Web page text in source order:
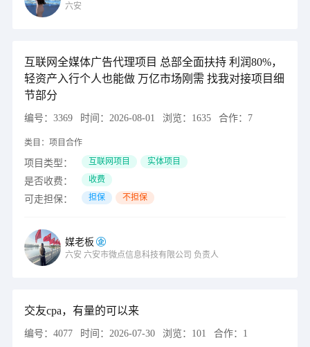
六安
互联网全媒体广告代理项目 总部全面扶持 利润80%，
轻资产入行个人也能做 万亿市场刚需 找我对接项目细
节部分
编号： 3369 时间： 2026-08-01 浏览： 1635 合作： 7
类目： 项目合作
项目类型： 互联网项目 实体项目
是否收费： 收费
可走担保： 担保 不担保
媒老板
六安 六安市微点信息科技有限公司 负责人
交友cpa，有量的可以来
编号： 4077 时间： 2026-07-30 浏览： 101 合作： 1